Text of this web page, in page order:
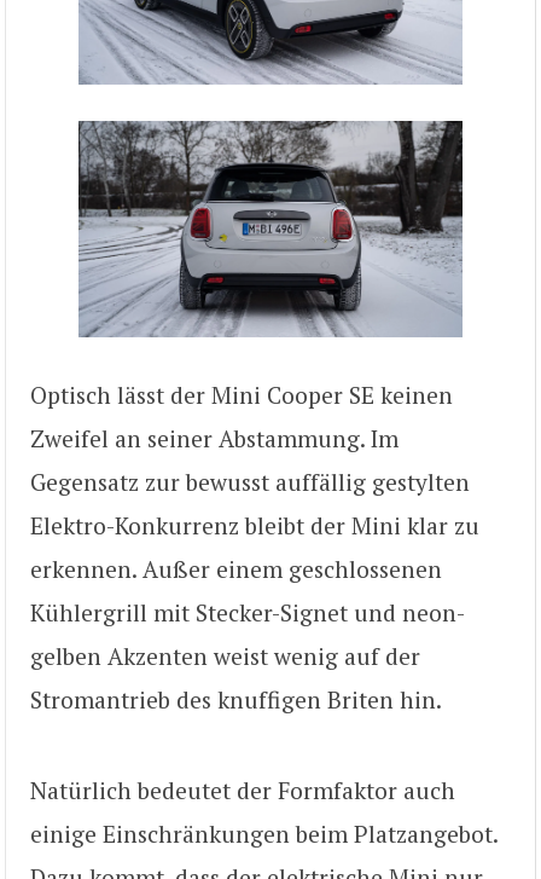
Optisch lässt der Mini Cooper SE keinen
Zweifel an seiner Abstammung. Im
Gegensatz zur bewusst auffällig gestylten
Elektro-Konkurrenz bleibt der Mini klar zu
erkennen. Außer einem geschlossenen
Kühlergrill mit Stecker-Signet und neon-
gelben Akzenten weist wenig auf der
Stromantrieb des knuffigen Briten hin.
Natürlich bedeutet der Formfaktor auch
einige Einschränkungen beim Platzangebot.